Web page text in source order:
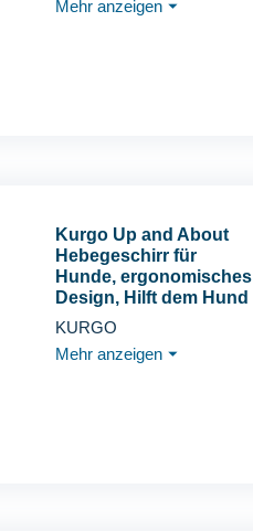
Microfaser Handtuch
Mehr anzeigen ⏷
Kurgo Up and About
Hebegeschirr für
Hunde, ergonomisches
Design, Hilft dem Hund
beim Treppensteigen
oder ins Auto, für
Hunde zwischen 23 kg
KURGO
Mehr anzeigen ⏷